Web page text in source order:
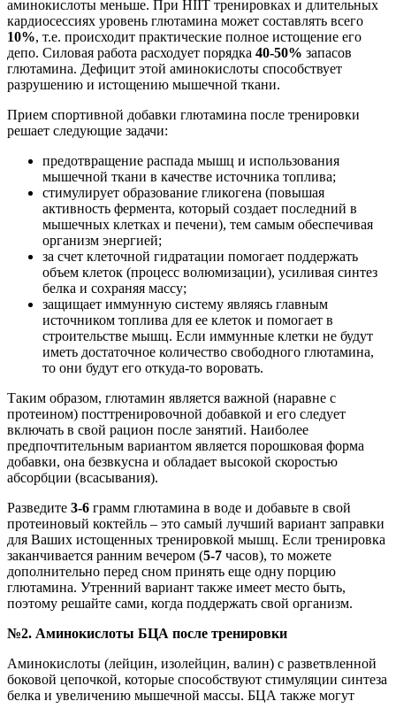
аминокислоты меньше. При HIIT тренировках и длительных
кардиосессиях уровень глютамина может составлять всего
10%, т.е. происходит практические полное истощение его
депо. Силовая работа расходует порядка 40-50% запасов
глютамина. Дефицит этой аминокислоты способствует
разрушению и истощению мышечной ткани.
Прием спортивной добавки глютамина после тренировки
решает следующие задачи:
предотвращение распада мышц и использования
мышечной ткани в качестве источника топлива;
стимулирует образование гликогена (повышая
активность фермента, который создает последний в
мышечных клетках и печени), тем самым обеспечивая
организм энергией;
за счет клеточной гидратации помогает поддержать
объем клеток (процесс волюмизации), усиливая синтез
белка и сохраняя массу;
защищает иммунную систему являясь главным
источником топлива для ее клеток и помогает в
строительстве мышц. Если иммунные клетки не будут
иметь достаточное количество свободного глютамина,
то они будут его откуда-то воровать.
Таким образом, глютамин является важной (наравне с
протеином) посттренировочной добавкой и его следует
включать в свой рацион после занятий. Наиболее
предпочтительным вариантом является порошковая форма
добавки, она безвкусна и обладает высокой скоростью
абсорбции (всасывания).
Разведите 3-6 грамм глютамина в воде и добавьте в свой
протеиновый коктейль – это самый лучший вариант заправки
для Ваших истощенных тренировкой мышц. Если тренировка
заканчивается ранним вечером (5-7 часов), то можете
дополнительно перед сном принять еще одну порцию
глютамина. Утренний вариант также имеет место быть,
поэтому решайте сами, когда поддержать свой организм.
№2. Аминокислоты БЦА после тренировки
Аминокислоты (лейцин, изолейцин, валин) с разветвленной
боковой цепочкой, которые способствуют стимуляции синтеза
белка и увеличению мышечной массы. БЦА также могут